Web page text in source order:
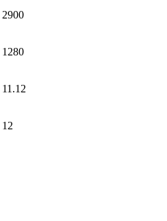
2900
1280
11.12
12